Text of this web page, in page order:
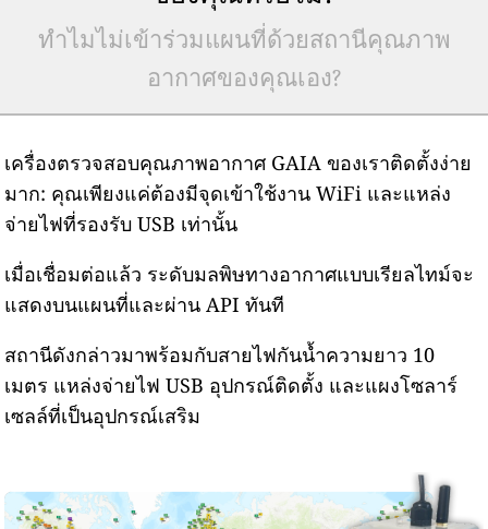
ทำไมไม่เข้าร่วมแผนที่ด้วยสถานีคุณภาพ
อากาศของคุณเอง?
เครื่องตรวจสอบคุณภาพอากาศ GAIA ของเราติดตั้งง่าย
มาก: คุณเพียงแค่ต้องมีจุดเข้าใช้งาน WiFi และแหล่ง
จ่ายไฟที่รองรับ USB เท่านั้น
เมื่อเชื่อมต่อแล้ว ระดับมลพิษทางอากาศแบบเรียลไทม์จะ
แสดงบนแผนที่และผ่าน API ทันที
สถานีดังกล่าวมาพร้อมกับสายไฟกันน้ำความยาว 10
เมตร แหล่งจ่ายไฟ USB อุปกรณ์ติดตั้ง และแผงโซลาร์
เซลล์ที่เป็นอุปกรณ์เสริม